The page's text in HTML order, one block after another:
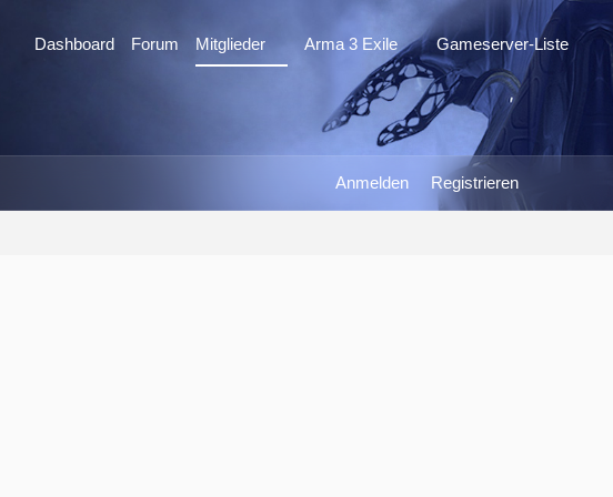
Dashboard Forum Mitglieder Arma 3 Exile Gameserver-Liste
Anmelden Registrieren